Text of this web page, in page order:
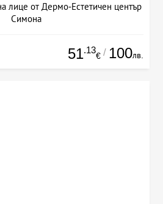
лице от Дермо-Естетичен център
Симона
51.13
€ / 100лв.